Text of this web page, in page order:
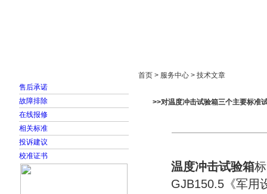
售后承诺
故障排除
在线报修
相关标准
投诉建议
校准证书
首页 > 服务中心 > 技术文章
>>对温度冲击试验箱三个主要标准
温度冲击试验箱
GJB150.5《军用